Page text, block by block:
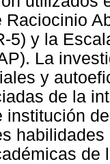
Raciocinio
5) y la
La
y
de la
institución
de